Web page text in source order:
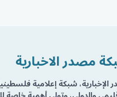
مصدر الاخبارية
الإخبارية، شبكة إعلامية